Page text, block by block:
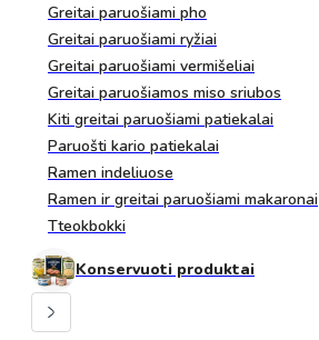
Greitai paruošiami pho
Greitai paruošiami ryžiai
Greitai paruošiami vermišeliai
Greitai paruošiamos miso sriubos
Kiti greitai paruošiami patiekalai
Paruošti kario patiekalai
Ramen indeliuose
Ramen ir greitai paruošiami makaronai
Tteokbokki
Konservuoti produktai